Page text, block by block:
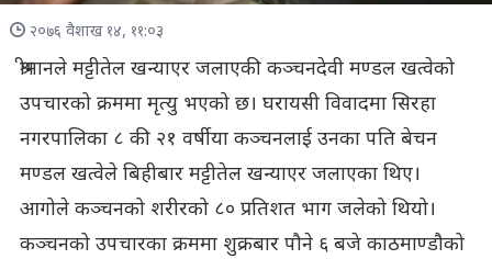
२०७६ वैशाख १४, ११:०३
श्रीमानले मट्टीतेल खन्याएर जलाएकी कञ्चनदेवी मण्डल खत्वेको
उपचारको क्रममा मृत्यु भएको छ। घरायसी विवादमा सिरहा
नगरपालिका ८ की २१ वर्षीया कञ्चनलाई उनका पति बेचन
मण्डल खत्वेले बिहीबार मट्टीतेल खन्याएर जलाएका थिए।
आगोले कञ्चनको शरीरको ८० प्रतिशत भाग जलेको थियो।
कञ्चनको उपचारका क्रममा शुक्रबार पौने ६ बजे काठमाण्डौको